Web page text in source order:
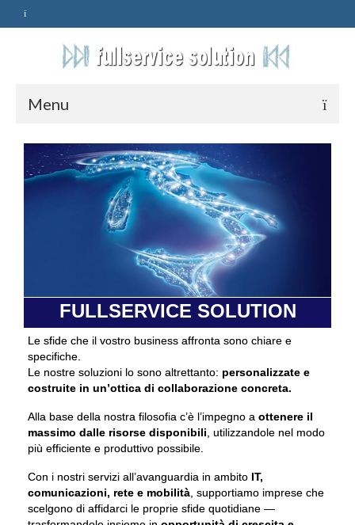
Menu
HOME
SERVIZI
ASSISTENZA
PRIVACY
CONTATTI
FULLSERVICE SOLUTION
Le sfide che il vostro business affronta sono chiare e
specifiche.
Le nostre soluzioni lo sono altrettanto: personalizzate e
costruite in un’ottica di collaborazione concreta.
Alla base della nostra filosofia c’è l’impegno a ottenere il
massimo dalle risorse disponibili , utilizzandole nel modo
più efficiente e produttivo possibile.
Con i nostri servizi all’avanguardia in ambito IT,
comunicazioni, rete e mobilità , supportiamo imprese che
scelgono di affidarci le proprie sfide quotidiane —